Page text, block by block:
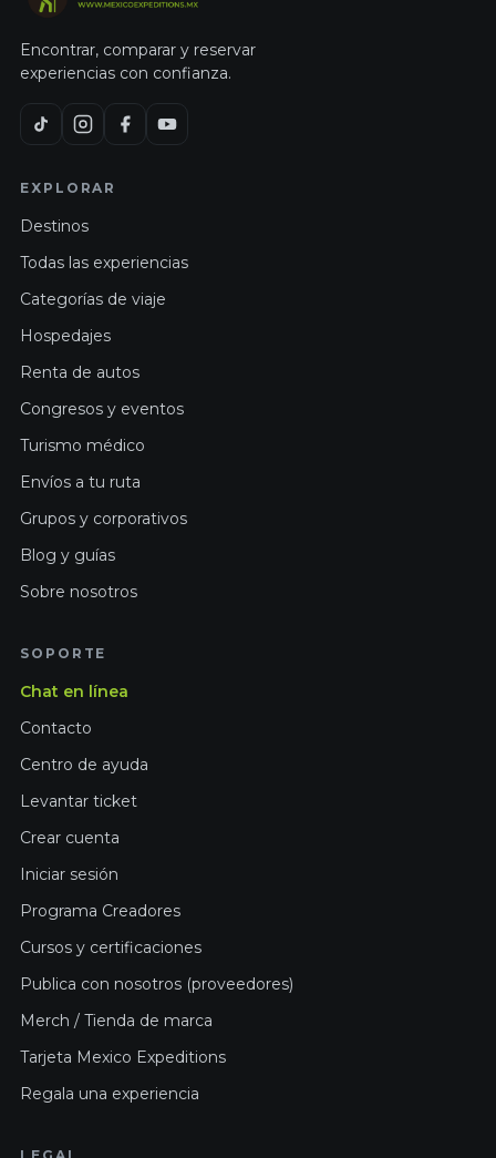
Encontrar, comparar y reservar
experiencias con confianza.
EXPLORAR
Destinos
Todas las experiencias
Categorías de viaje
Hospedajes
Renta de autos
Congresos y eventos
Turismo médico
Envíos a tu ruta
Grupos y corporativos
Blog y guías
Sobre nosotros
SOPORTE
Chat en línea
Contacto
Centro de ayuda
Levantar ticket
Crear cuenta
Iniciar sesión
Programa Creadores
Cursos y certificaciones
Publica con nosotros (proveedores)
Merch / Tienda de marca
Tarjeta Mexico Expeditions
Regala una experiencia